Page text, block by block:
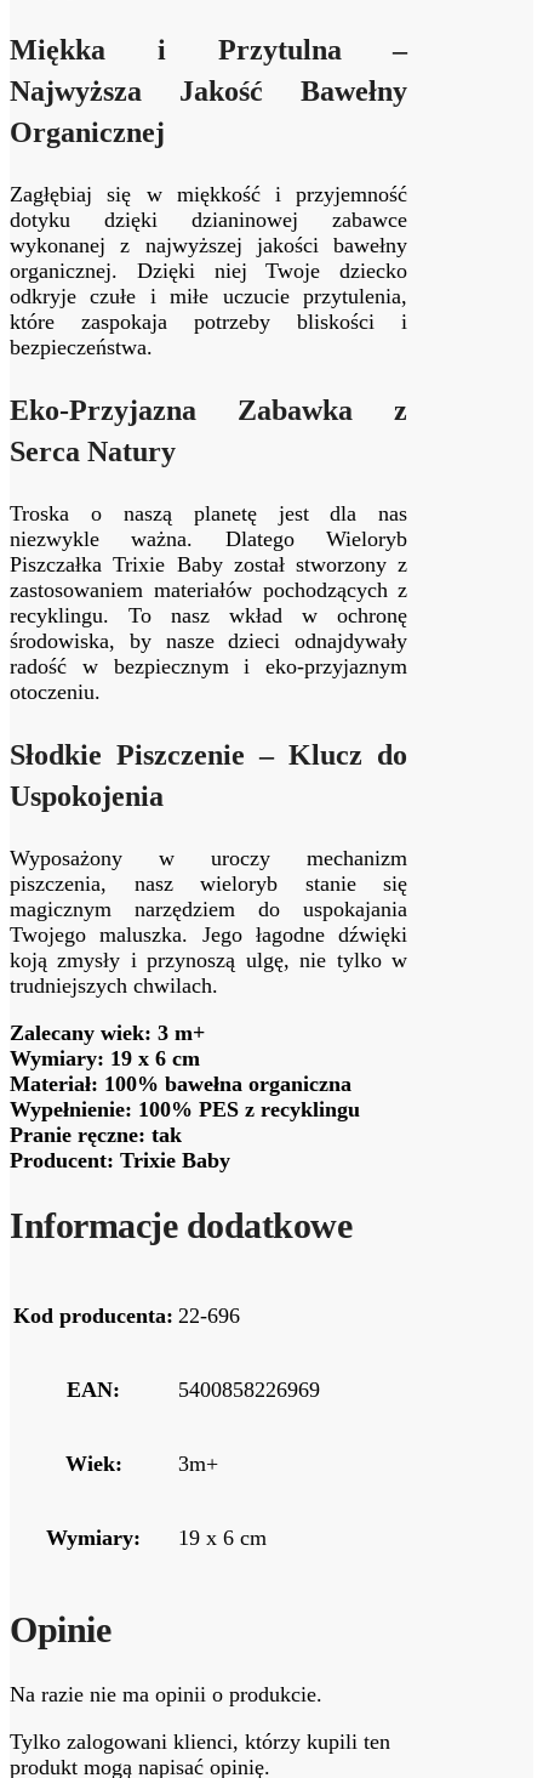
Miękka i Przytulna –
Najwyższa Jakość Bawełny
Organicznej
Zagłębiaj się w miękkość i przyjemność
dotyku dzięki dzianinowej zabawce
wykonanej z najwyższej jakości bawełny
organicznej. Dzięki niej Twoje dziecko
odkryje czułe i miłe uczucie przytulenia,
które zaspokaja potrzeby bliskości i
bezpieczeństwa.
Eko-Przyjazna Zabawka z
Serca Natury
Troska o naszą planetę jest dla nas
niezwykle ważna. Dlatego Wieloryb
Piszczałka Trixie Baby został stworzony z
zastosowaniem materiałów pochodzących z
recyklingu. To nasz wkład w ochronę
środowiska, by nasze dzieci odnajdywały
radość w bezpiecznym i eko-przyjaznym
otoczeniu.
Słodkie Piszczenie – Klucz do
Uspokojenia
Wyposażony w uroczy mechanizm
piszczenia, nasz wieloryb stanie się
magicznym narzędziem do uspokajania
Twojego maluszka. Jego łagodne dźwięki
koją zmysły i przynoszą ulgę, nie tylko w
trudniejszych chwilach.
Zalecany wiek: 3 m+
Wymiary: 19 x 6 cm
Materiał: 100% bawełna organiczna
Wypełnienie: 100% PES z recyklingu
Pranie ręczne: tak
Producent: Trixie Baby
Informacje dodatkowe
Kod producenta: 22-696
EAN: 5400858226969
Wiek: 3m+
Wymiary: 19 x 6 cm
Opinie
Na razie nie ma opinii o produkcie.
Tylko zalogowani klienci, którzy kupili ten
produkt mogą napisać opinię.